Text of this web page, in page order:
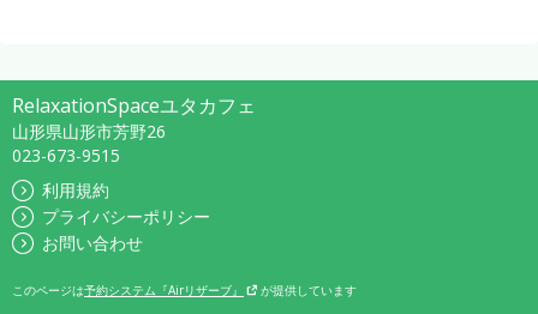
RelaxationSpaceユタカフェ
山形県山形市芳野26
023-673-9515
利用規約
プライバシーポリシー
お問い合わせ
このページは予約システム『Airリザーブ』 が提供しています